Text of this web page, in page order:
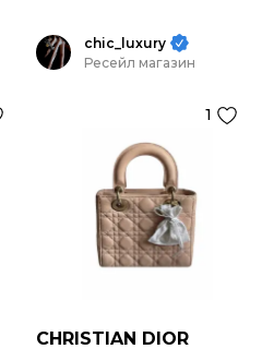
chic_luxury
Ресейл магазин
1
CHRISTIAN DIOR